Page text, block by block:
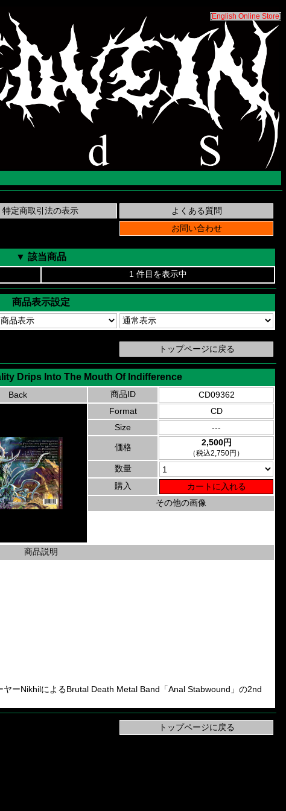
[English Online Store]
▼ 該当商品
1 件目を表示中
商品表示設定
Drips Into The Mouth Of Indifference
Back 商品ID
CD09362
Format
CD
Size
---
価格 2,500円
（税込2,750円）
数量
購入
その他の画像
商品説明
ーNikhilによるBrutal Death Metal Band「Anal Stabwound」の2nd